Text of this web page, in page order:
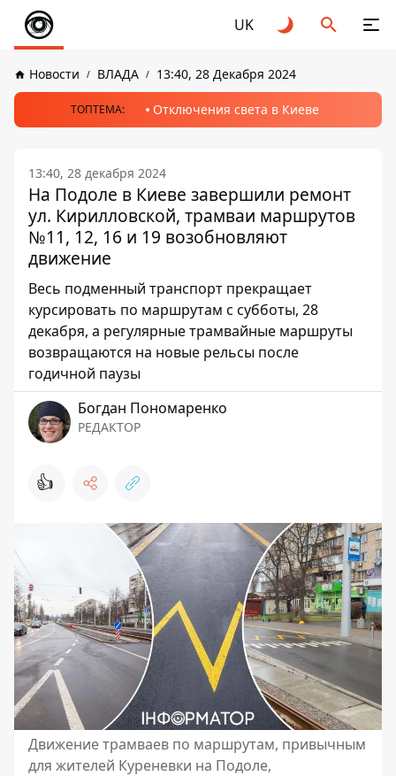
UK
Новости ВЛАДА 13:40, 28 Декабря 2024
ТОПТЕМА: Отключения света в Киеве
13:40, 28 декабря 2024
На Подоле в Киеве завершили ремонт
ул. Кирилловской, трамваи маршрутов
№11, 12, 16 и 19 возобновляют
движение
Весь подменный транспорт прекращает
курсировать по маршрутам с субботы, 28
декабря, а регулярные трамвайные маршруты
возвращаются на новые рельсы после
годичной паузы
Богдан Пономаренко
РЕДАКТОР
👍
Движение трамваев по маршрутам, привычным
для жителей Куреневки на Подоле,